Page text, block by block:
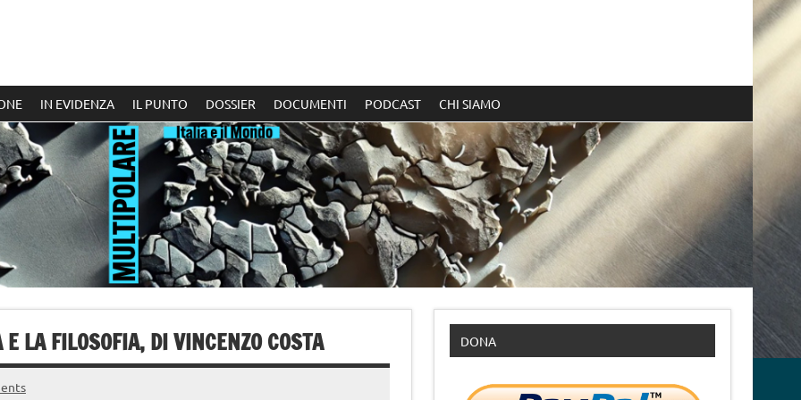
IN EVIDENZA IL PUNTO DOSSIER DOCUMENTI PODCAST CHI SIAMO
LA FILOSOFIA, DI VINCENZO COSTA DONA